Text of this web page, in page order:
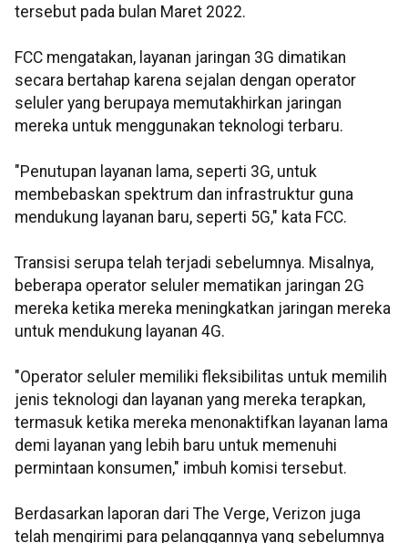
tersebut pada bulan Maret 2022.
FCC mengatakan, layanan jaringan 3G dimatikan
secara bertahap karena sejalan dengan operator
seluler yang berupaya memutakhirkan jaringan
mereka untuk menggunakan teknologi terbaru.
"Penutupan layanan lama, seperti 3G, untuk
membebaskan spektrum dan infrastruktur guna
mendukung layanan baru, seperti 5G," kata FCC.
Transisi serupa telah terjadi sebelumnya. Misalnya,
beberapa operator seluler mematikan jaringan 2G
mereka ketika mereka meningkatkan jaringan mereka
untuk mendukung layanan 4G.
"Operator seluler memiliki fleksibilitas untuk memilih
jenis teknologi dan layanan yang mereka terapkan,
termasuk ketika mereka menonaktifkan layanan lama
demi layanan yang lebih baru untuk memenuhi
permintaan konsumen," imbuh komisi tersebut.
Berdasarkan laporan dari The Verge, Verizon juga
telah mengirimi para pelanggannya yang sebelumnya